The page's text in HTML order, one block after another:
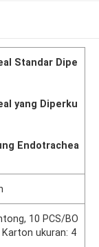
Standar Dipe
yang Diperku
Endotrachea
10 PCS/BO
Karton ukuran: 4